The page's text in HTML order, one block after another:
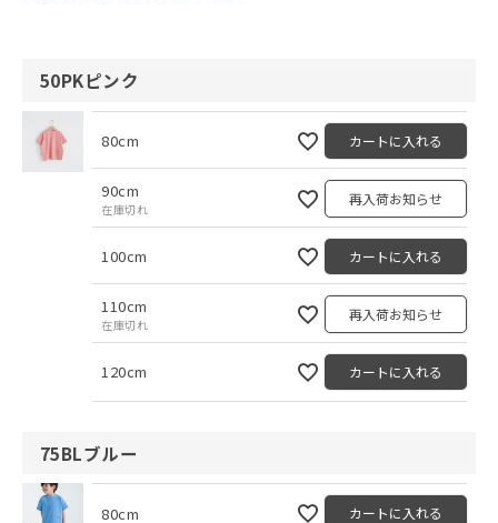
50PKピンク
80cm カートに入れる
90cm
在庫切れ
再入荷お知らせ
100cm カートに入れる
110cm
在庫切れ
再入荷お知らせ
120cm カートに入れる
75BLブルー
80cm カートに入れる